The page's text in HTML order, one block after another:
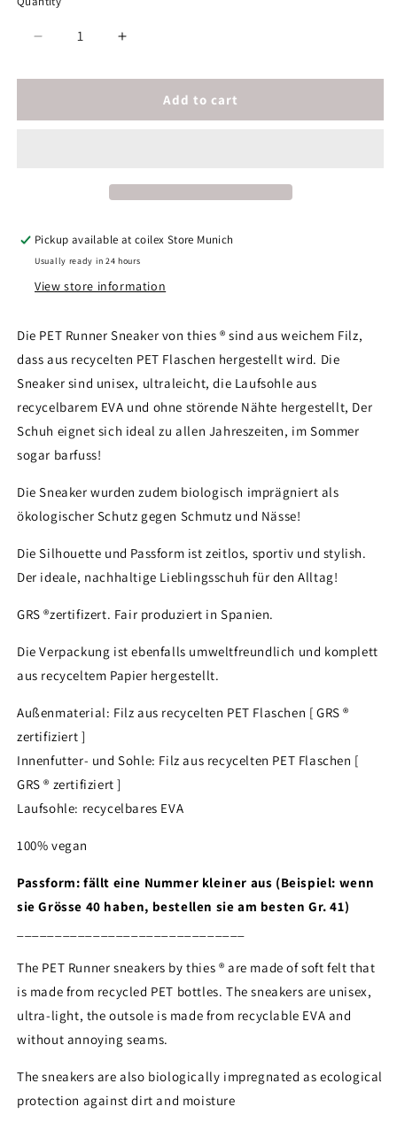
unavailable
Decrease
for
®
aus
recycelten
Flaschen
Increase
for
®
aus
recycelten
Flaschen
Add to cart
Pickup available atcoilex Store Munich
Usually ready in 24 hours
View store information
Die PET Runner Sneaker von thies ® sind aus weichem Filz,
dass aus recycelten PET Flaschen hergestellt wird. Die
Sneaker sind unisex, ultraleicht, die Laufsohle aus
recycelbarem EVA und ohne störende Nähte hergestellt, Der
Schuh eignet sich ideal zu allen Jahreszeiten, im Sommer
sogar barfuss!
Die Sneaker wurden zudem biologisch imprägniert als
ökologischer Schutz gegen Schmutz und Nässe!
Die Silhouette und Passform ist zeitlos, sportiv und stylish.
Der ideale, nachhaltige Lieblingsschuh für den Alltag!
GRS ®zertifizert. Fair produziert in Spanien.
Die Verpackung ist ebenfalls umweltfreundlich und komplett
aus recyceltem Papier hergestellt.
Außenmaterial: Filz aus recycelten PET Flaschen [ GRS ®
zertifiziert ]
Innenfutter- und Sohle: Filz aus recycelten PET Flaschen [
GRS ® zertifiziert ]
Laufsohle: recycelbares EVA
100% vegan
Passform: fällt eine Nummer kleiner aus (Beispiel: wenn
sie Grösse 40 haben, bestellen sie am besten Gr. 41)
The PET Runner sneakers by thies ® are made of soft felt that
is made from recycled PET bottles.The sneakers are unisex,
ultra-light, the outsole is made from recyclable EVA and
without annoying seams.
The sneakers are also biologically impregnated as ecological
protection against dirt and moisture
Login required
Log in to your account to add products to your
wishlist and view your previously saved items.